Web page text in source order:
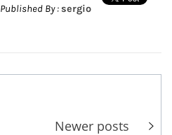
Published By :sergio
Newer posts